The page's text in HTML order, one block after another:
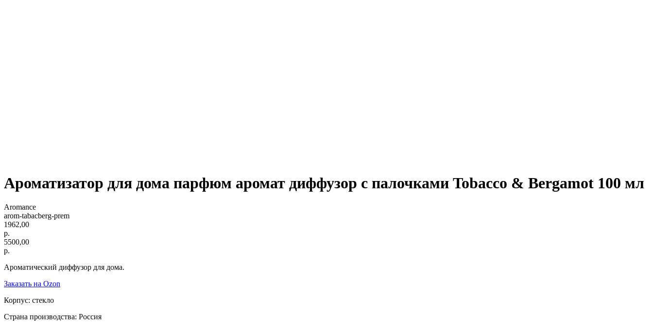
Ароматизатор для дома парфюм аромат диффузор с палочками Tobacco & Bergamot 100 мл
Aromance
arom-tabacberg-prem
1962,00
р.
5500,00
р.
Ароматический диффузор для дома.
Заказать на Ozon
Корпус: стекло
Страна производства: Россия